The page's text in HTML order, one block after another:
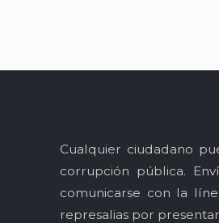
Cualquier ciudadano
corrupción pública.
comunicarse con la
represalias por